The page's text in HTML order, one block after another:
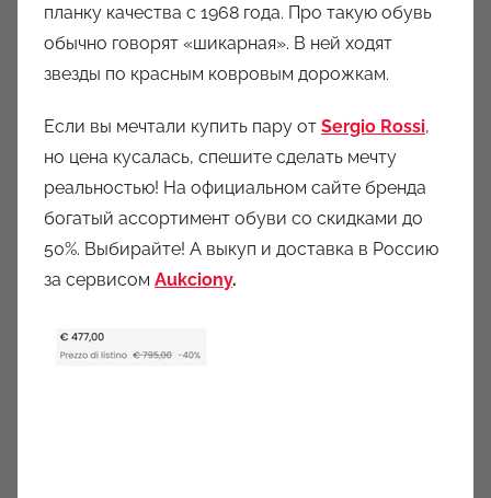
планку качества с 1968 года. Про такую обувь
обычно говорят «шикарная». В ней ходят
звезды по красным ковровым дорожкам.
Если вы мечтали купить пару от Sergio Rossi,
но цена кусалась, спешите сделать мечту
реальностью! На официальном сайте бренда
богатый ассортимент обуви со скидками до
50%. Выбирайте! А выкуп и доставка в Россию
за сервисом Aukciony.